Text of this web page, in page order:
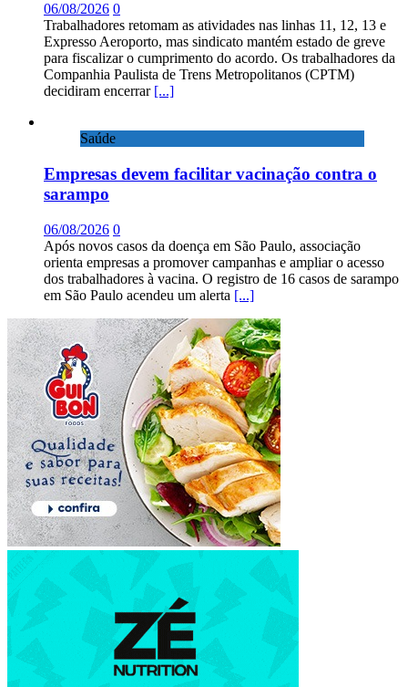
06/08/2026 0
Trabalhadores retomam as atividades nas linhas 11, 12, 13 e
Expresso Aeroporto, mas sindicato mantém estado de greve
para fiscalizar o cumprimento do acordo. Os trabalhadores da
Companhia Paulista de Trens Metropolitanos (CPTM)
decidiram encerrar [...]
Saúde
Empresas devem facilitar vacinação contra o
sarampo
06/08/2026 0
Após novos casos da doença em São Paulo, associação
orienta empresas a promover campanhas e ampliar o acesso
dos trabalhadores à vacina. O registro de 16 casos de sarampo
em São Paulo acendeu um alerta [...]